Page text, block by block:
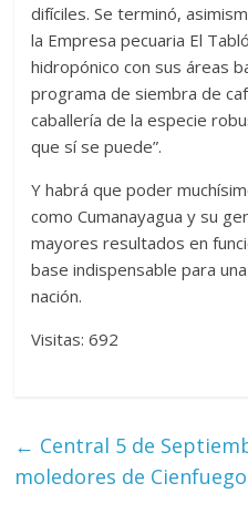
difíciles. Se terminó,
la Empresa pecuaria El
hidropónico con sus áreas
programa de siembra de
caballería de la especie
que sí se puede”.
Y habrá que poder
como Cumanayagua y su
mayores resultados en
base indispensable para
nación.
Visitas: 692
← Central 5 de
moledores de